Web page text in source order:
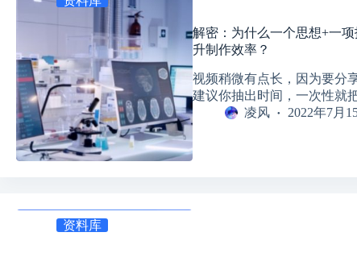
解密：为什么一个思想+一
升制作效率？
视频稍微有点长，因为要分
建议你抽出时间，一次性就
凌风
2022年7月
资料库